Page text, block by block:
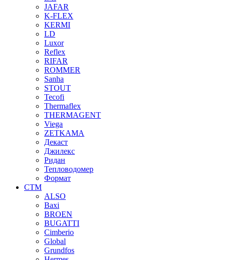
JAFAR
K-FLEX
KERMI
LD
Luxor
Reflex
RIFAR
ROMMER
Sanha
STOUT
Tecofi
Thermaflex
THERMAGENT
Viega
ZETKAMA
Декаст
Джилекс
Ридан
Тепловодомер
Формат
СТМ
ALSO
Baxi
BROEN
BUGATTI
Cimberio
Global
Grundfos